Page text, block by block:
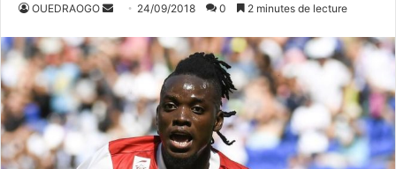
OUEDRAOGO
v
o
y
e
r
u
24/09/2018 0 2 minutes de lecture